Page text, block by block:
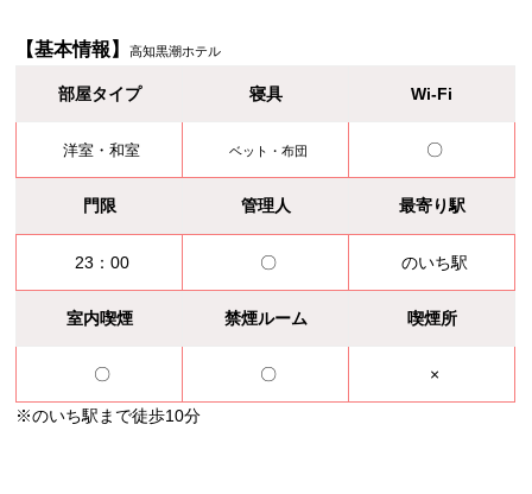
【基本情報】高知黒潮ホテル
部屋タイプ 寝具 Wi-Fi
洋室・和室 ベット・布団 〇
門限 管理人 最寄り駅
23：00 〇 のいち駅
室内喫煙 禁煙ルーム 喫煙所
〇 〇 ×
※のいち駅まで徒歩10分